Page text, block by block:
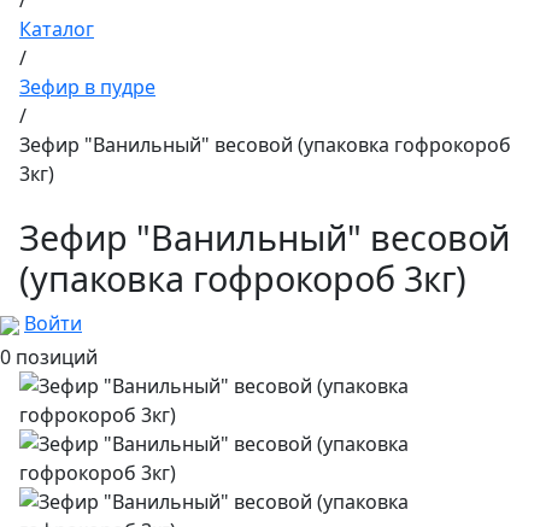
Каталог
/
Зефир в пудре
/
Зефир "Ванильный" весовой (упаковка гофрокороб
3кг)
Зефир "Ванильный" весовой
(упаковка гофрокороб 3кг)
Войти
0 позиций